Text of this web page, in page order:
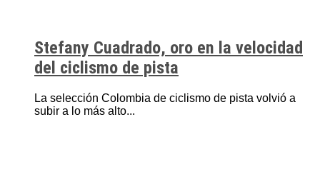
Stefany Cuadrado, oro en la velocidad
del ciclismo de pista
La selección Colombia de ciclismo de pista volvió a
subir a lo más alto...